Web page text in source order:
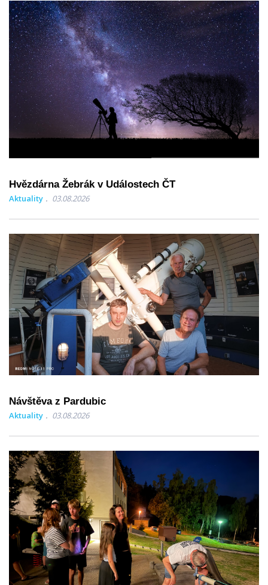
Hvězdárna Žebrák v Událostech ČT
Aktuality 03.08.2026
Návštěva z Pardubic
Aktuality 03.08.2026